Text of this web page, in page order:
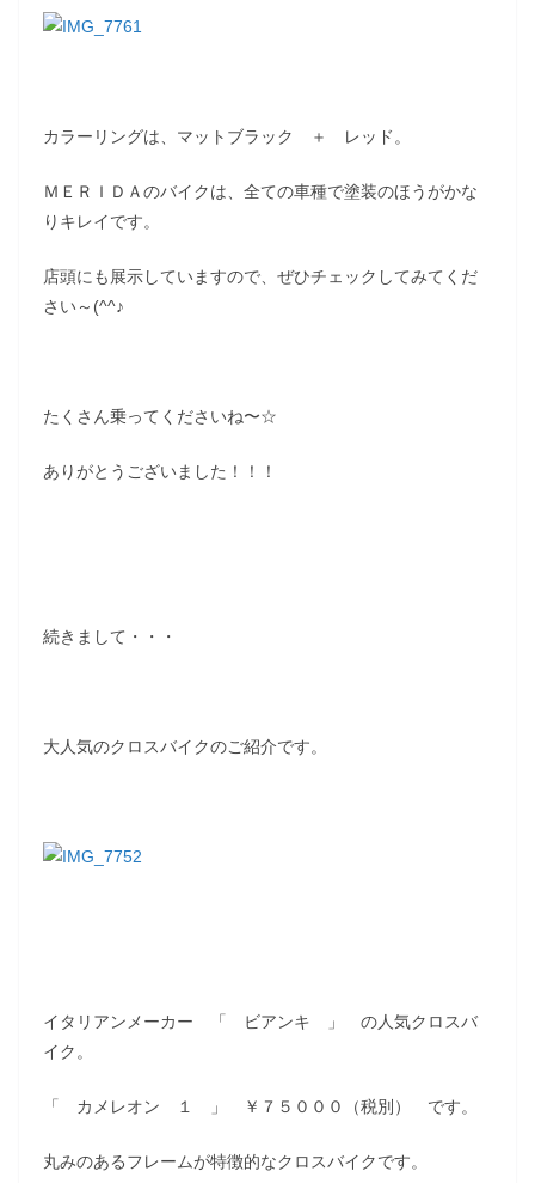
カラーリングは、マットブラック ＋ レッド。
ＭＥＲＩＤＡのバイクは、全ての車種で塗装のほうがかな
りキレイです。
店頭にも展示していますので、ぜひチェックしてみてくだ
さい～(^^♪
たくさん乗ってくださいね〜☆
ありがとうございました！！！
続きまして・・・
大人気のクロスバイクのご紹介です。
イタリアンメーカー 「 ビアンキ 」 の人気クロスバ
イク。
「 カメレオン １ 」 ￥７５０００（税別） です。
丸みのあるフレームが特徴的なクロスバイクです。